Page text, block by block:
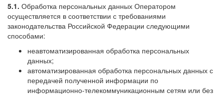
5.1. Обработка персональных данных Оператором
осуществляется в соответствии с требованиями
законодательства Российской Федерации следующими
способами:
неавтоматизированная обработка персональных
данных;
автоматизированная обработка персональных данных с
передачей полученной информации по
информационно-телекоммуникационным сетям или без